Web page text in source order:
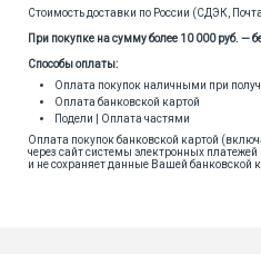
Стоимость доставки по России (СДЭК,
При покупке на сумму более 10 000 руб. —
Способы оплаты:
Оплата покупок наличными при
Оплата банковской картой
Подели | Оплата частями
Оплата покупок банковской картой
через сайт системы электронных платежей
и не сохраняет данные Вашей банковской